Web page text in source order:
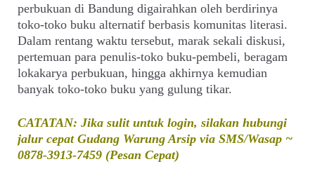
perbukuan di Bandung digairahkan oleh berdirinya
toko-toko buku alternatif berbasis komunitas literasi.
Dalam rentang waktu tersebut, marak sekali diskusi,
pertemuan para penulis-toko buku-pembeli, beragam
lokakarya perbukuan, hingga akhirnya kemudian
banyak toko-toko buku yang gulung tikar.
CATATAN: Jika sulit untuk login, silakan hubungi
jalur cepat Gudang Warung Arsip via SMS/Wasap ~
0878-3913-7459 (Pesan Cepat)